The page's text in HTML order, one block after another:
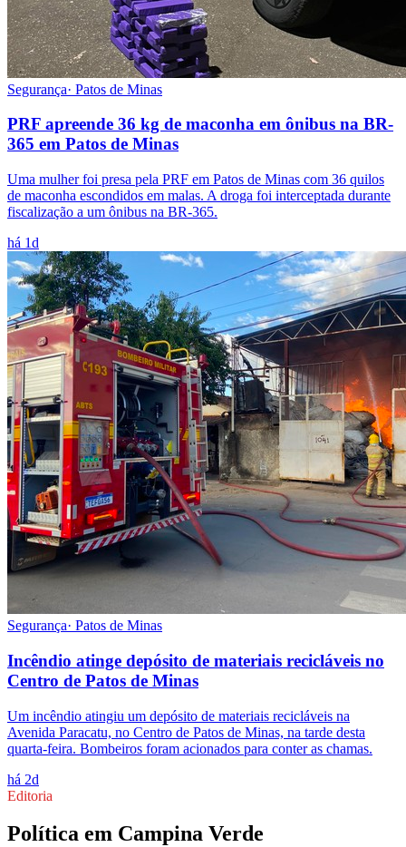
Segurança· Patos de Minas
PRF apreende 36 kg de maconha em ônibus na BR-
365 em Patos de Minas
Uma mulher foi presa pela PRF em Patos de Minas com 36 quilos
de maconha escondidos em malas. A droga foi interceptada durante
fiscalização a um ônibus na BR-365.
há 1d
Segurança· Patos de Minas
Incêndio atinge depósito de materiais recicláveis no
Centro de Patos de Minas
Um incêndio atingiu um depósito de materiais recicláveis na
Avenida Paracatu, no Centro de Patos de Minas, na tarde desta
quarta-feira. Bombeiros foram acionados para conter as chamas.
há 2d
Editoria
Política em Campina Verde